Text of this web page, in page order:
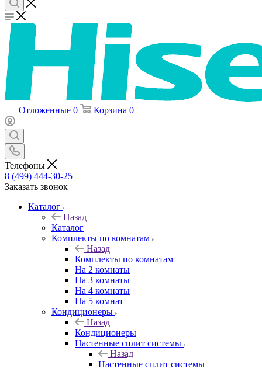
Отложенные 0 Корзина 0
Телефоны
8 (499) 444-30-25
Заказать звонок
Каталог
Назад
Каталог
Комплекты по комнатам
Назад
Комплекты по комнатам
На 2 комнаты
На 3 комнаты
На 4 комнаты
На 5 комнат
Кондиционеры
Назад
Кондиционеры
Настенные сплит системы
Назад
Настенные сплит системы